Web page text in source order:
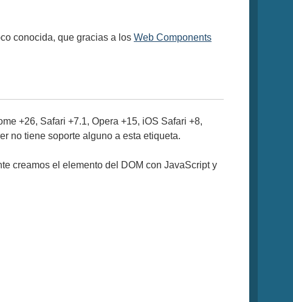
conocida, que gracias a los Web Components
+26, Safari +7.1, Opera +15, iOS Safari +8,
no tiene soporte alguno a esta etiqueta.
creamos el elemento del DOM con JavaScript y